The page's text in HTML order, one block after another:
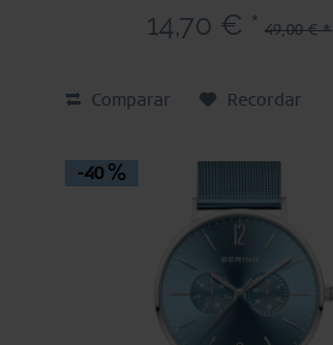
14,70 € * 49,00 € *
Comparar Recordar
-40